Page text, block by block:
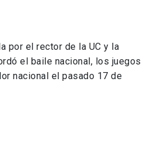
keyboard_arrow_down
por el rector de la UC y la
el baile nacional, los juegos
nacional el pasado 17 de